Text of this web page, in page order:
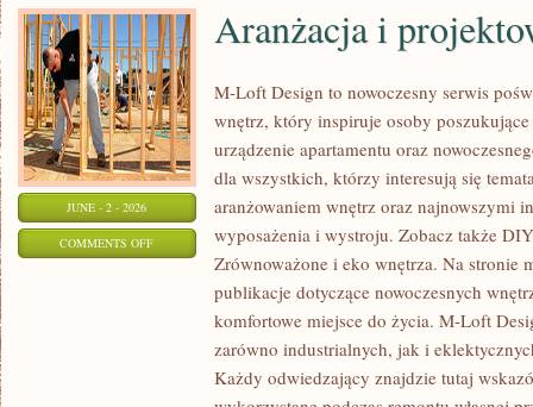
JUNE - 2 - 2026
COMMENTS OFFON
ARANŻACJA
PROJEKTOWANIE
Aranżacja i
M-Loft Design to nowoczesny serwis
wnętrz, który inspiruje osoby
urządzenie apartamentu oraz
dla wszystkich, którzy interesują się
aranżowaniem wnętrz oraz najnowszymi
wyposażenia i wystroju. Zobacz także
Zrównoważone i eko wnętrza. Na stronie
publikacje dotyczące nowoczesnych
komfortowe miejsce do życia. M-Loft
zarówno industrialnych, jak i
Każdy odwiedzający znajdzie tutaj